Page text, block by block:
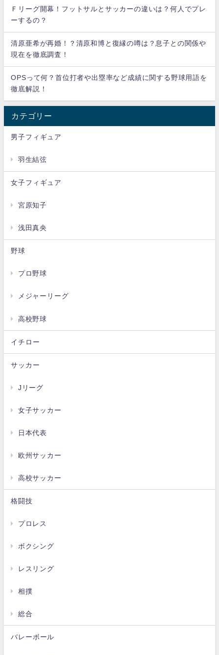
Ｆリーグ開幕！フットサルとサッカーの違いは？何人でプレ
ーするの？
清原亜希が再婚！？清原和博と復縁の噂は？息子との関係や
現在を徹底調査！
OPSって何？首位打者や出塁率など成績に関する野球用語を
徹底解説！
カテゴリー
男子フィギュア
羽生結弦
女子フィギュア
宮原知子
浅田真央
野球
プロ野球
メジャーリーグ
高校野球
イチロー
サッカー
Jリーグ
女子サッカー
日本代表
欧州サッカー
高校サッカー
格闘技
プロレス
ボクシング
レスリング
相撲
総合
バレーボール